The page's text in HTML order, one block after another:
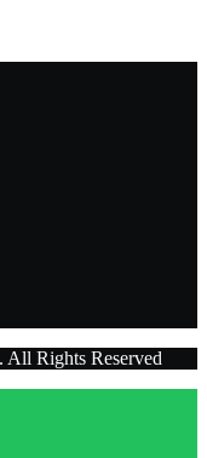
Rights Reserved